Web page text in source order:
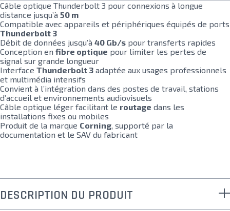
Câble optique Thunderbolt 3 pour connexions à longue
distance jusqu’à 50 m
Compatible avec appareils et périphériques équipés de ports
Thunderbolt 3
Débit de données jusqu’à 40 Gb/s pour transferts rapides
Conception en fibre optique pour limiter les pertes de
signal sur grande longueur
Interface Thunderbolt 3 adaptée aux usages professionnels
et multimédia intensifs
Convient à l’intégration dans des postes de travail, stations
d’accueil et environnements audiovisuels
Câble optique léger facilitant le routage dans les
installations fixes ou mobiles
Produit de la marque Corning, supporté par la
documentation et le SAV du fabricant
DESCRIPTION DU PRODUIT